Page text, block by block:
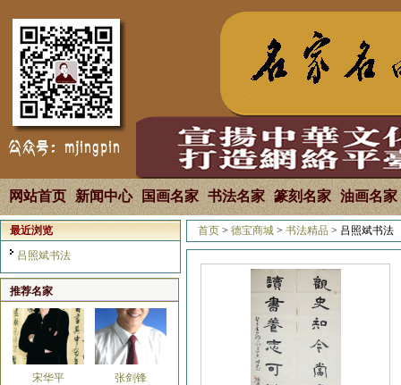
网站首页 新闻中心 国画名家 书法名家 篆刻名家 油画名家
最近浏览
吕照斌书法
推荐名家
马国强 焦全才
张良
宋华平 张剑锋
首页 > 德宝商城 > 书法精品 > 吕照斌书法